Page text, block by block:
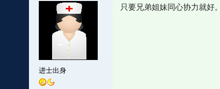
进士出身
只要兄弟姐妹同心协力就好